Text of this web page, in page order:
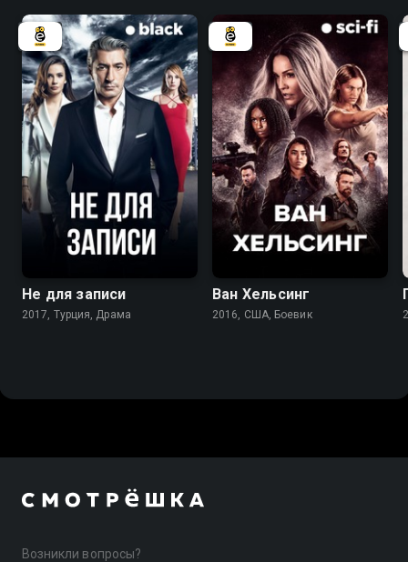
Не для записи
2017, Турция, Драма
6.7 6.2
Ван Хельсинг
2016, США, Боевик
Возникли вопросы?